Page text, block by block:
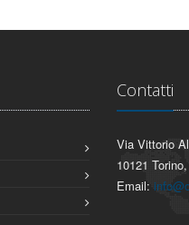
Contatti
Via Vittorio
10121
Email: